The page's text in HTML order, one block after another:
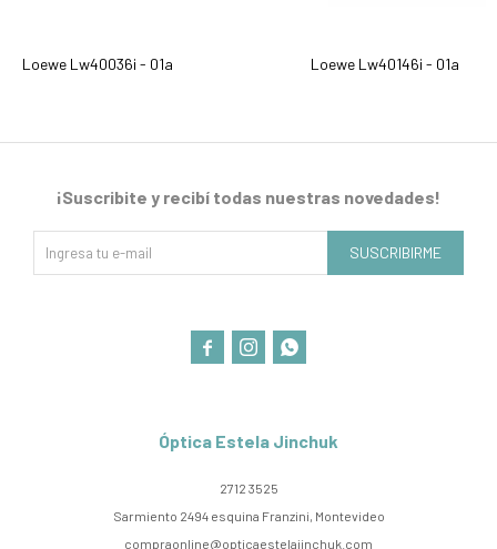
Loewe Lw40036i - 01a Loewe Lw40146i - 01a
Óptica Estela Jinchuk
2712 3525
Sarmiento 2494 esquina Franzini, Montevideo
compraonline@opticaestelajinchuk.com
¡Suscribite y recibí todas nuestras novedades!
SUSCRIBIRME
  